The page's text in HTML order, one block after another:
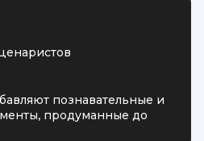
познавательные и
продуманные до